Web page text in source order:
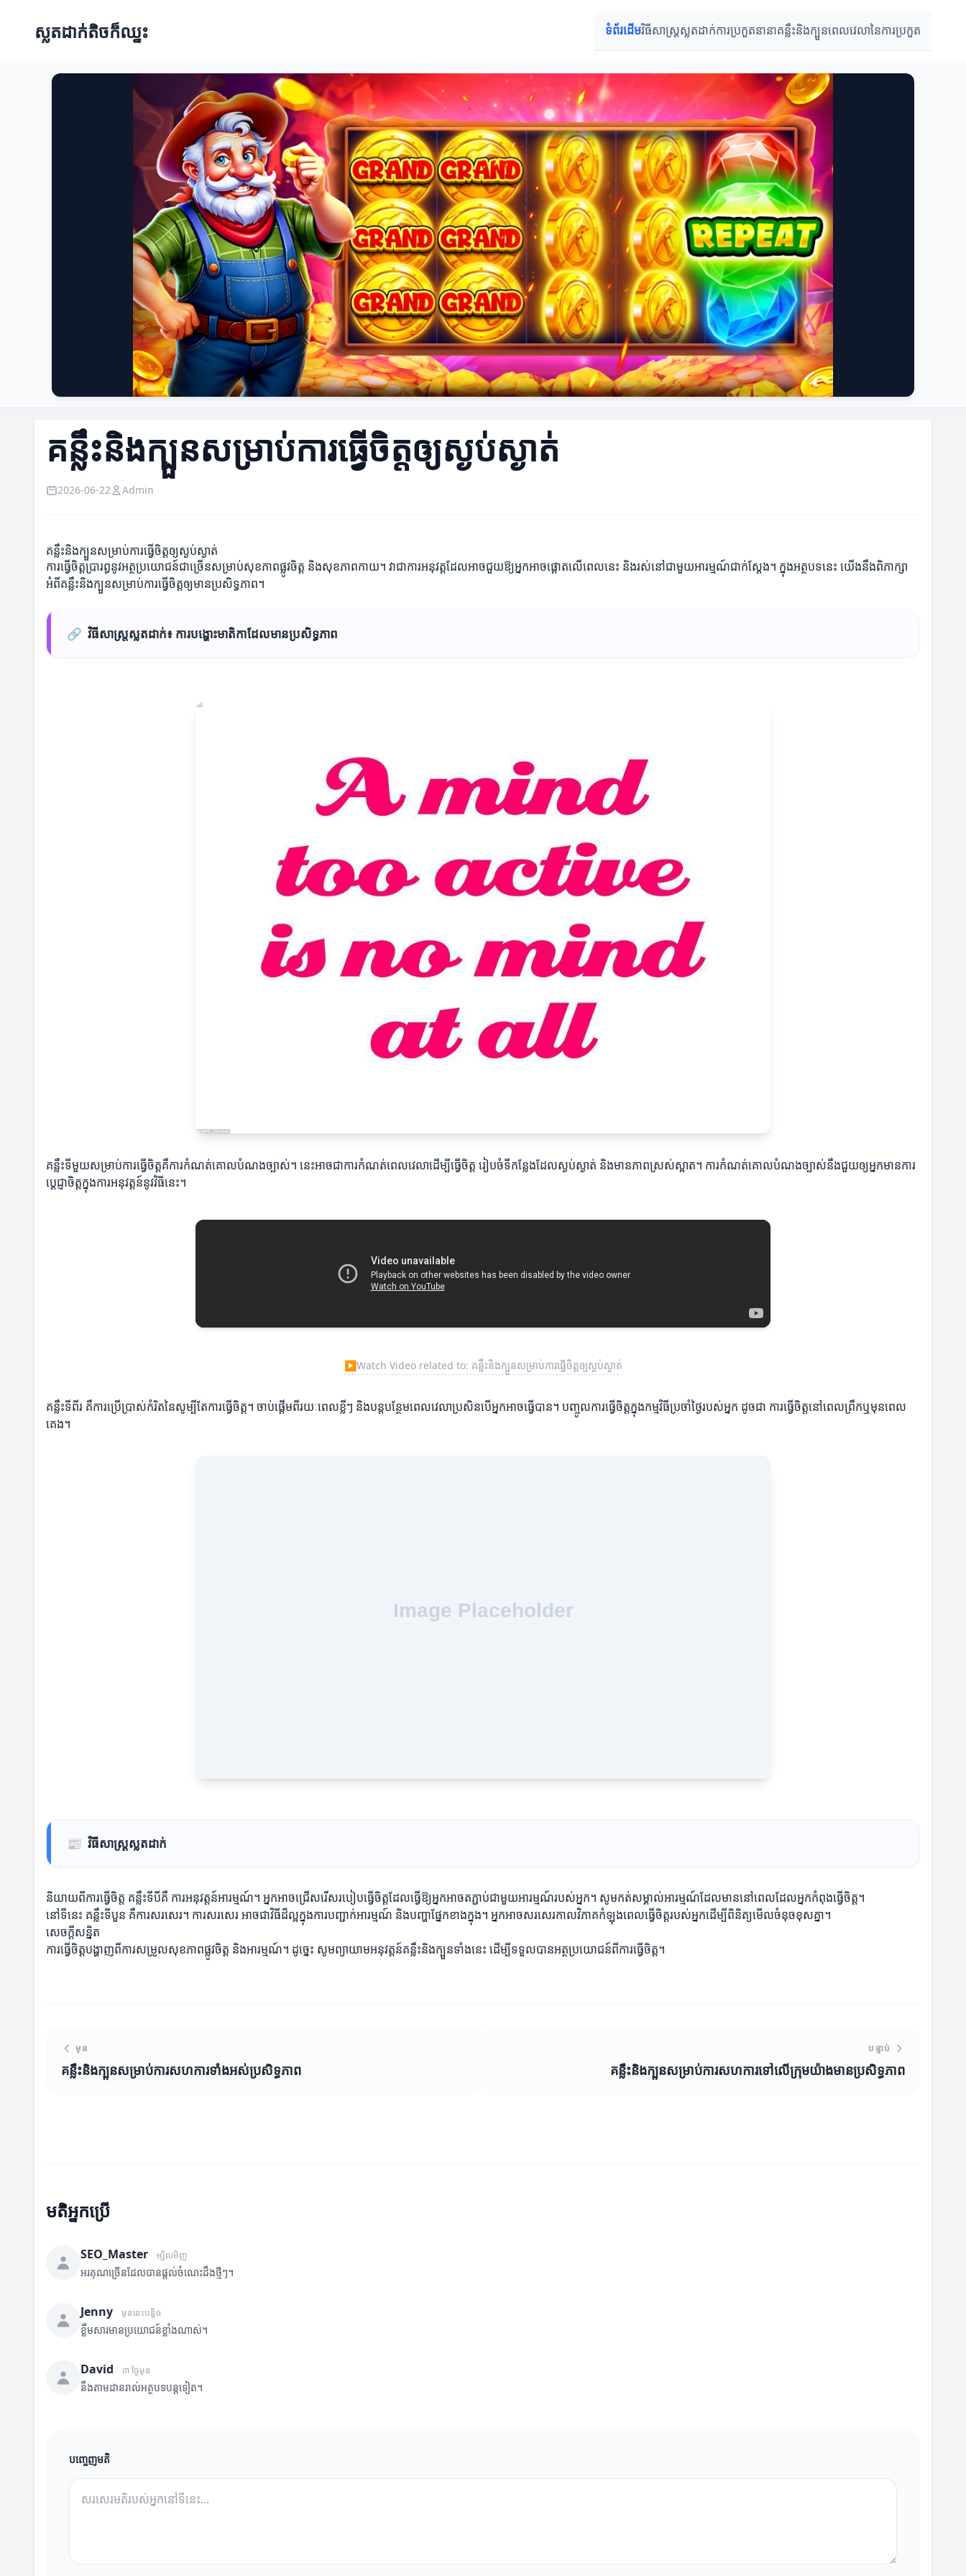
ស្លតដាក់តិចក៏ឈ្នះ ទំព័រដើមវិធីសាស្រ្តស្លតដាក់ការប្រកួតនានាគន្លឹះនិងក្បួនពេលវេលានៃការប្រកួត
គន្លឹះនិងក្បួនសម្រាប់ការធ្វើចិត្តឲ្យស្ងប់ស្ងាត់
2026-06-22 Admin
គន្លឹះនិងក្បួនសម្រាប់ការធ្វើចិត្តឲ្យស្ងប់ស្ងាត់
ការធ្វើចិត្តប្រារព្ធនូវអត្ថប្រយោជន៍ជាច្រើនសម្រាប់សុខភាពផ្លូវចិត្ត និងសុខភាពកាយ។ វាជាការអនុវត្តដែលអាចជួយឱ្យអ្នកអាចផ្តោតលើពេលនេះ និងរស់នៅជាមួយអារម្មណ៍ជាក់ស្តែង។ ក្នុងអត្ថបទនេះ យើងនឹងពិភាក្សា
អំពីគន្លឹះនិងក្បួនសម្រាប់ការធ្វើចិត្តឲ្យមានប្រសិទ្ធភាព។
🔗 វិធីសាស្រ្តស្លតដាក់៖ ការបង្ហោះមាតិកាដែលមានប្រសិទ្ធភាព
គន្លឹះទីមួយសម្រាប់ការធ្វើចិត្តគឺការកំណត់គោលបំណងច្បាស់។ នេះអាចជាការកំណត់ពេលវេលាដើម្បីធ្វើចិត្ត រៀបចំទីកន្លែងដែលស្ងប់ស្ងាត់ និងមានភាពស្រស់ស្អាត។ ការកំណត់គោលបំណងច្បាស់នឹងជួយឲ្យអ្នកមានការ
ប្ដេជ្ញាចិត្តក្នុងការអនុវត្តន៍នូវវិធីនេះ។
▶Watch Video related to: គន្លឹះនិងក្បួនសម្រាប់ការធ្វើចិត្តឲ្យស្ងប់ស្ងាត់
គន្លឹះទីពីរ គឺការប្រើប្រាស់កំរិតនៃសូម្បីតែការធ្វើចិត្ត។ ចាប់ផ្តើមពីរយៈពេលខ្លីៗ និងបន្តបន្ថែមពេលវេលាប្រសិនបើអ្នកអាចធ្វើបាន។ បញ្ចូលការធ្វើចិត្តក្នុងកម្មវិធីប្រចាំថ្ងៃរបស់អ្នក ដូចជា ការធ្វើចិត្តនៅពេលព្រឹកឬមុនពេល
គេង។
📰 វិធីសាស្រ្តស្លតដាក់
និយាយពីការធ្វើចិត្ត គន្លឹះទីបីគឺ ការអនុវត្តន៍អារម្មណ៍។ អ្នកអាចជ្រើសរើសរបៀបធ្វើចិត្តដែលធ្វើឱ្យអ្នកអាចតភ្ជាប់ជាមួយអារម្មណ៍របស់អ្នក។ សូមកត់សម្គាល់អារម្មណ៍ដែលមាននៅពេលដែលអ្នកកំពុងធ្វើចិត្ត។
នៅទីនេះ គន្លឹះទីបួន គឺការសរសេរ។ ការសរសេរ អាចជាវិធីដ៏ល្អក្នុងការបញ្ជាក់អារម្មណ៍ និងបញ្ហាផ្នែកខាងក្នុង។ អ្នកអាចសរសេរកាលវិភាគកំឡុងពេលធ្វើចិត្តរបស់អ្នកដើម្បីពិនិត្យមើលចំនុចខុសគ្នា។
សេចក្តីសន្និត
ការធ្វើចិត្តបង្ហាញពីការសម្រួលសុខភាពផ្លូវចិត្ត និងអារម្មណ៍។ ដូច្នេះ សូមព្យាយាមអនុវត្តន៍គន្លឹះនិងក្បួនទាំងនេះ ដើម្បីទទួលបានអត្ថប្រយោជន៍ពីការធ្វើចិត្ត។
មុន
គន្លឹះនិងក្បួនសម្រាប់ការសហការទាំងអស់ប្រសិទ្ធភាព
បន្ទាប់
គន្លឹះនិងក្បួនសម្រាប់ការសហការទៅលើក្រុមយ៉ាងមានប្រសិទ្ធភាព
មតិអ្នកប្រើ
SEO_Master ម្សិលមិញ
អរគុណច្រើនដែលបានផ្តល់ចំណេះដឹងថ្មីៗ។
Jenny មុននេះបន្តិច
ខ្លឹមសារមានប្រយោជន៍ខ្លាំងណាស់។
David ៣ ថ្ងៃមុន
នឹងតាមដានរាល់អត្ថបទបន្តទៀត។
បញ្ចេញមតិ